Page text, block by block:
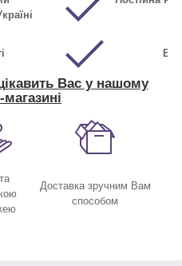
Вас у нашому
магазині
Доставка зручним Вам
способом